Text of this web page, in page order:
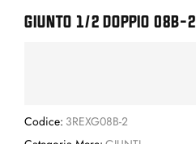
GIUNTO 1/2 DOPPIO 08B-2
Codice: 3REXG08B-2